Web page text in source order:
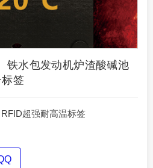
铁水包发动机炉渣酸碱池
签
RFID超强耐高温标签